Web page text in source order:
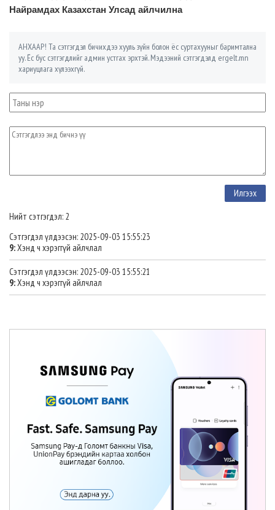
Найрамдах Казахстан Улсад айлчилна
АНХААР! Та сэтгэгдэл бичихдээ хууль зүйн болон ёс суртахууныг баримтална
уу. Ёс бус сэтгэгдлийг админ устгах эрхтэй. Мэдээний сэтгэгдэлд ergelt.mn
хариуцлага хүлээхгүй.
Нийт сэтгэгдэл: 2
Сэтгэгдэл үлдээсэн: 2025-09-03 15:55:23
9:Хэнд ч хэрэггүй айлчлал
Сэтгэгдэл үлдээсэн: 2025-09-03 15:55:21
9:Хэнд ч хэрэггүй айлчлал